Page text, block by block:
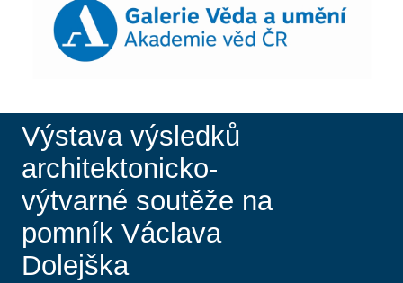
Výstava výsledků
architektonicko-
výtvarné soutěže na
pomník Václava
Dolejška